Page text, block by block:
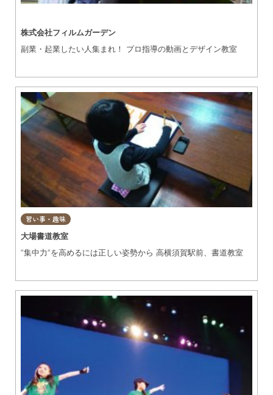
株式会社フィルムガーデン
副業・起業したい人集まれ！ プロ指導の動画とデザイン教室
習い事・趣味
大場書道教室
“集中力”を高めるには正しい姿勢から 高横須賀駅前、書道教室